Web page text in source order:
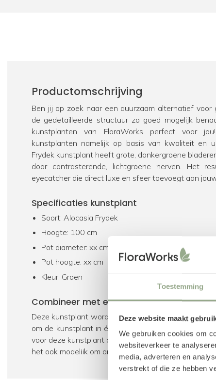
Toestemming
Deze website maakt
We gebruiken cookies om
websiteverkeer te
media, adverteren en
verstrekt of die ze hebben
Productomschrijving
Ben jij op zoek naar een duurzaam alternatief voor
de gedetailleerde structuur zo goed mogelijk
kunstplanten van FloraWorks perfect voor
kunstplanten namelijk op basis van kwaliteit en
Frydek kunstplant heeft grote, donkergroene
door contrasterende, lichtgroene nerven. Het
eyecatcher die direct luxe en sfeer toevoegt aan
Specificaties kunstplant
Soort: Alocasia Frydek
Hoogte: 100 cm
Pot diameter: xx cm
Pot hoogte: xx cm
Kleur: Groen
Combineer met een plantenpot
Deze kunstplant wordt geleverd inclusief een plastic
om de kunstplant in één van de buitenpotten te
voor deze kunstplant als bijpassend product hebben
het ook mogelijk om onze gehele collectiepottente
bevestiging kan gebruik worden gemaakt van een